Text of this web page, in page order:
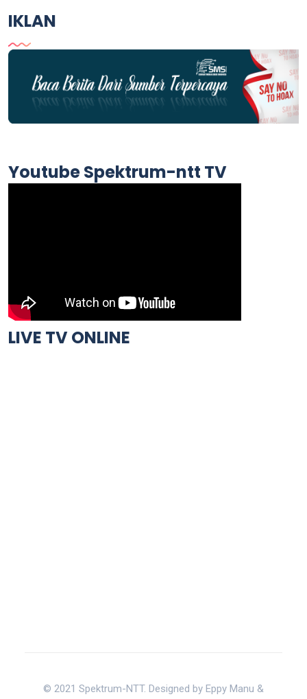
IKLAN
Youtube Spektrum-ntt TV
LIVE TV ONLINE
© 2021 Spektrum-NTT. Designed by Eppy Manu &